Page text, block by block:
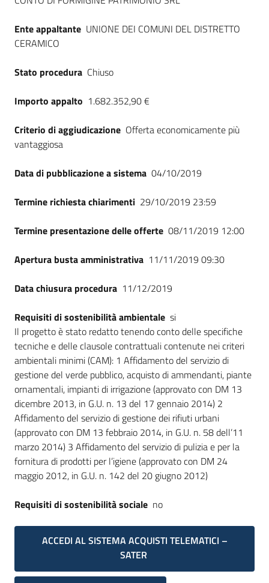
site
su
Ente appaltante UNIONE DEI COMUNI DEL DISTRETTO
CERAMICO
Stato procedura Chiuso
Importo appalto 1.682.352,90 €
Criterio di aggiudicazione Offerta economicamente più
vantaggiosa
Data di pubblicazione a sistema 04/10/2019
Termine richiesta chiarimenti 29/10/2019 23:59
Termine presentazione delle offerte 08/11/2019 12:00
Apertura busta amministrativa 11/11/2019 09:30
Data chiusura procedura 11/12/2019
Requisiti di sostenibilità ambientale si
Il progetto è stato redatto tenendo conto delle specifiche
tecniche e delle clausole contrattuali contenute nei criteri
ambientali minimi (CAM): 1 Affidamento del servizio di
gestione del verde pubblico, acquisto di ammendanti, piante
ornamentali, impianti di irrigazione (approvato con DM 13
dicembre 2013, in G.U. n. 13 del 17 gennaio 2014) 2
Affidamento del servizio di gestione dei rifiuti urbani
(approvato con DM 13 febbraio 2014, in G.U. n. 58 dell’11
marzo 2014) 3 Affidamento del servizio di pulizia e per la
fornitura di prodotti per l’igiene (approvato con DM 24
maggio 2012, in G.U. n. 142 del 20 giugno 2012)
Requisiti di sostenibilità sociale no
ACCEDI AL SISTEMA ACQUISTI TELEMATICI –
SATER